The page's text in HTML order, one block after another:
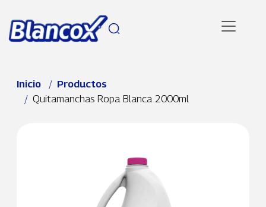
Ruta de navegación
Inicio
Productos
Quitamanchas Ropa Blanca 2000ml